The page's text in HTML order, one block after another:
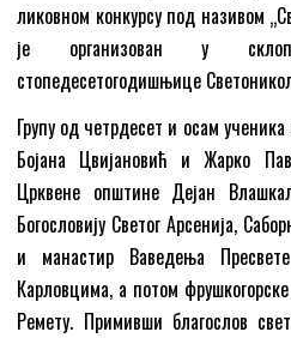
ликовном конкурсу под називом
је организован у
стопедесетогодишњице
Групу од четрдесет и осам
Бојана Цвијановић и Жарко
Црквене општине Дејан
Богословију Светог Арсенија,
и манастир Ваведења
Карловцима, а потом
Ремету. Примивши благослов